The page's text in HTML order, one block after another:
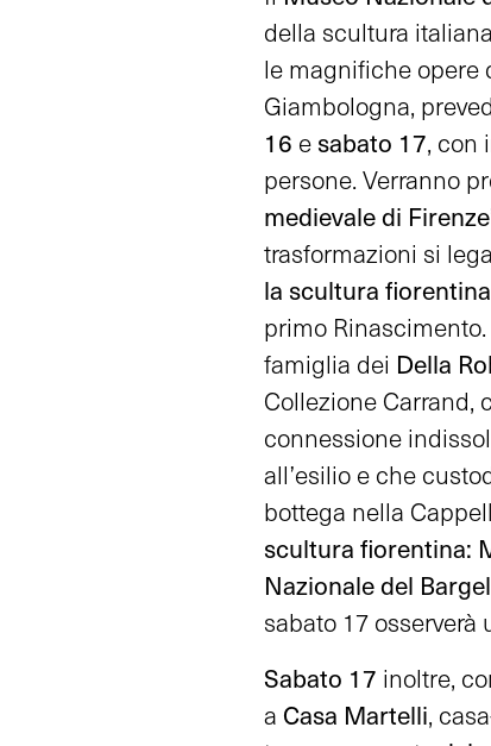
della scultura
le magnifiche opere
Giambologna,
16 esabato 17, con
persone. Verranno
medievale di
trasformazioni si
la scultura
primo
famiglia dei Della
Collezione
connessione
all’esilio e che
bottega nella
scultura fiorentina:
Nazionale del
sabato 17 osserverà
Sabato 17 inoltre,
a Casa Martelli,